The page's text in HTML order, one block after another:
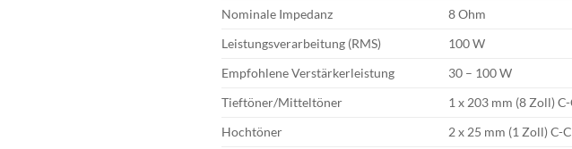
Nominale Impedanz
8 Ohm
Leistungsverarbeitung (RMS)
100 W
Empfohlene Verstärkerleistung
30 – 100 W
Tieftöner/Mitteltöner
1 x 203 mm (8 Zoll)
Hochtöner
2 x 25 mm (1 Zoll)